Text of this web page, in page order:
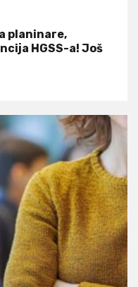
planinare,
HGSS-a! Još